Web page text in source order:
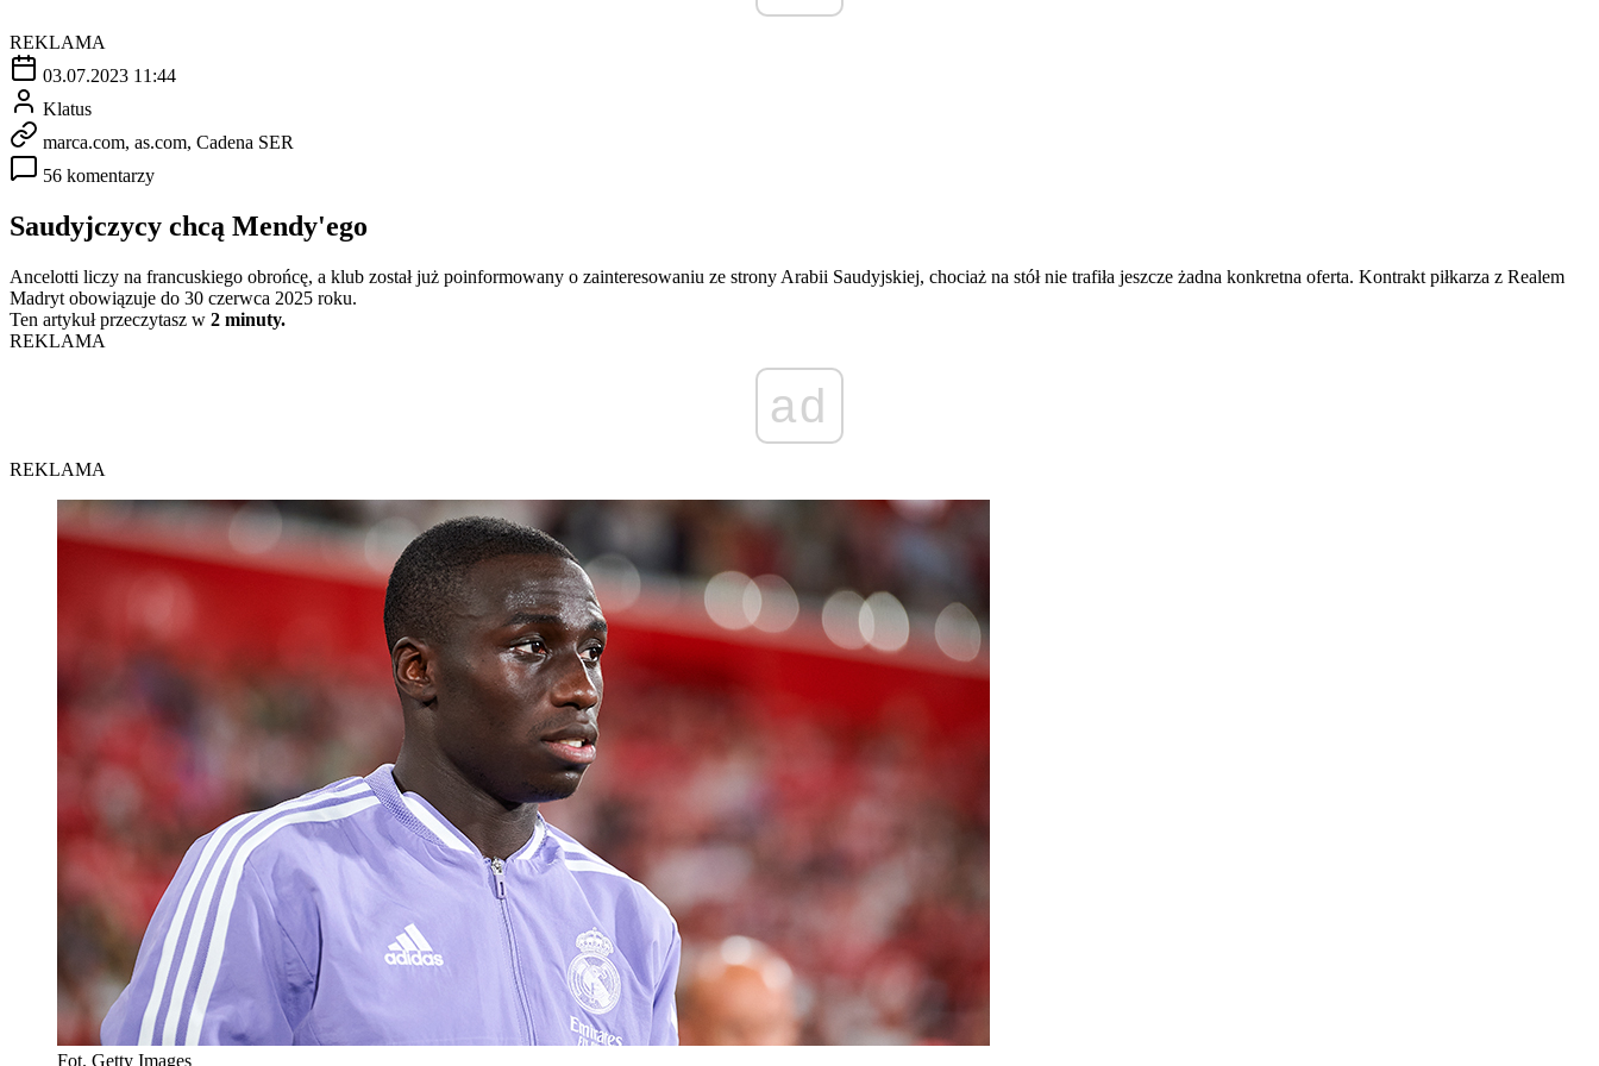
REKLAMA
03.07.2023 11:44
Klatus
marca.com, as.com, Cadena SER
56 komentarzy
Saudyjczycy chcą Mendy'ego
Ancelotti liczy na francuskiego obrońcę, a klub został już poinformowany o zainteresowaniu ze strony Arabii Saudyjskiej, chociaż na stół nie trafiła jeszcze żadna konkretna oferta. Kontrakt piłkarza z Realem
Madryt obowiązuje do 30 czerwca 2025 roku.
Ten artykuł przeczytasz w 2 minuty.
REKLAMA
ad
REKLAMA
Fot. Getty Images